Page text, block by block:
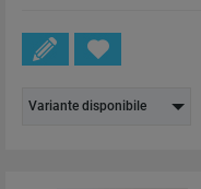
Variante disponibile